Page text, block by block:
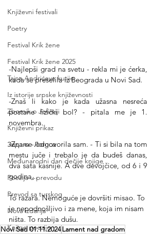
Književni festivali
Poetry
Festival Krik žene
Festival Krik žene 2025
Tajna Andrićeve kutije
Iz istorije srpske književnosti
Zbornik o Jefimiji
Književni prikaz
Зидање Логоса
Međunarodni dan dečije knjige
Poezija u prevodu
Prevod sa turskog
Nova izdanja
Knjige poezije
-Najlepši grad na svetu - rekla mi je ćerka,
kada se preselila iz Beograda u Novi Sad.
-Znaš li kako je kada užasna nesreća
postane fizički bol? - pitala me je 1.
novembra.
-Znam - odgovorila sam. - Ti si bila na tom
mestu juče i trebalo je da budeš danas,
dva sata kasnije. A dve devojčice, od 6 i 9
godina...
To razara. Nemoguće je dovršiti misao. To
je nepodnošljivo i za mene, koja im nisam
ništa. To razbija dušu.
Novi Sad 01.11.2024Lament nad gradom